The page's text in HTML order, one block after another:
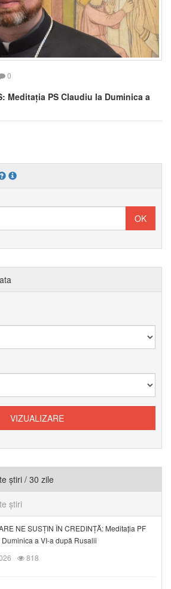
0
Meditația PS Claudiu la Duminica a
știri / 30 zile
știri
NE SUSȚIN ÎN CREDINȚĂ: Meditația PF
a VI-a după Rusalii
818